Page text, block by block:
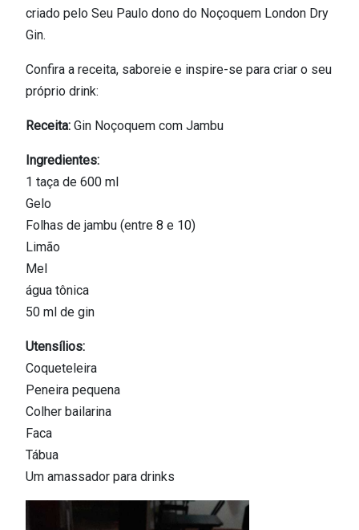
criado pelo Seu Paulo dono do Noçoquem London Dry
Gin.
Confira a receita, saboreie e inspire-se para criar o seu
próprio drink:
Receita: Gin Noçoquem com Jambu
Ingredientes:
1 taça de 600 ml
Gelo
Folhas de jambu (entre 8 e 10)
Limão
Mel
água tônica
50 ml de gin
Utensílios:
Coqueteleira
Peneira pequena
Colher bailarina
Faca
Tábua
Um amassador para drinks